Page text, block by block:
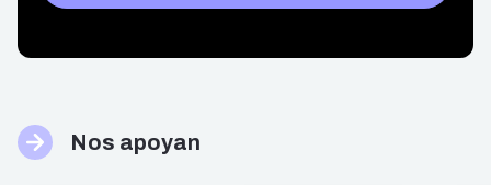
Nos apoyan